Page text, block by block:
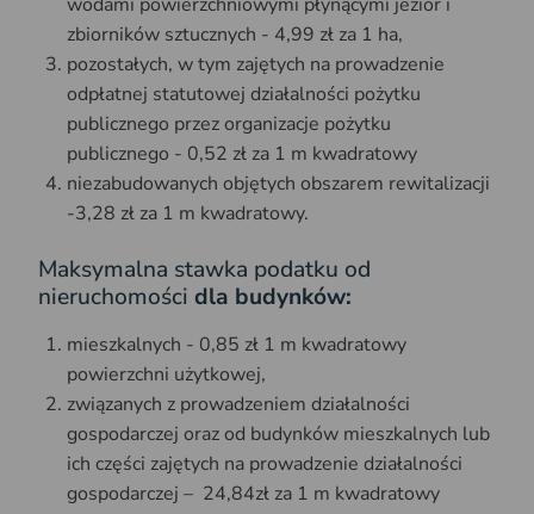
zbiorników sztucznych - 4,99 zł za 1 ha,
pozostałych, w tym zajętych na prowadzenie
odpłatnej statutowej działalności pożytku
publicznego przez organizacje pożytku
publicznego - 0,52 zł za 1 m kwadratowy
niezabudowanych objętych obszarem rewitalizacji
-3,28 zł za 1 m kwadratowy.
Maksymalna stawka podatku od
nieruchomości dla budynków:
mieszkalnych - 0,85 zł 1 m kwadratowy
powierzchni użytkowej,
związanych z prowadzeniem działalności
gospodarczej oraz od budynków mieszkalnych lub
ich części zajętych na prowadzenie działalności
gospodarczej – 24,84zł za 1 m kwadratowy